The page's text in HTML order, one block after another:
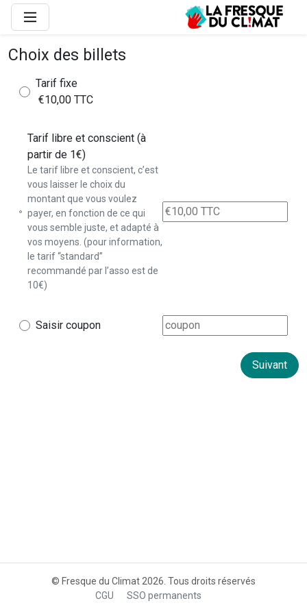
Choix des billets
Tarif fixe
€10,00 TTC
Tarif libre et conscient (à
partir de 1€)
Le tarif libre et conscient, c’est
vous laisser le choix du
montant que vous voulez
payer, en fonction de ce qui
vous semble juste, et adapté à
vos moyens. (pour information,
le tarif “standard”
recommandé par l’asso est de
10€)
Saisir coupon
© Fresque du Climat 2026. Tous droits réservés
CGU
SSO permanents